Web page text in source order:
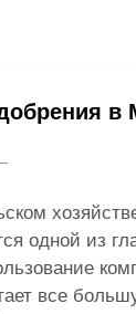
в
одной из
все